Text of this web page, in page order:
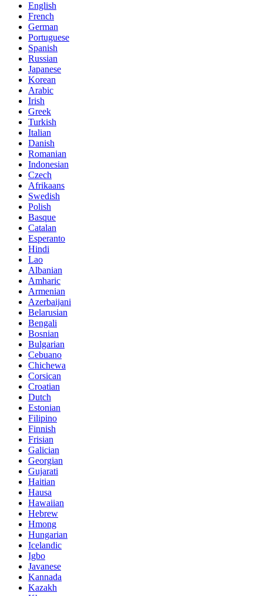
English
French
German
Portuguese
Spanish
Russian
Japanese
Korean
Arabic
Irish
Greek
Turkish
Italian
Danish
Romanian
Indonesian
Czech
Afrikaans
Swedish
Polish
Basque
Catalan
Esperanto
Hindi
Lao
Albanian
Amharic
Armenian
Azerbaijani
Belarusian
Bengali
Bosnian
Bulgarian
Cebuano
Chichewa
Corsican
Croatian
Dutch
Estonian
Filipino
Finnish
Frisian
Galician
Georgian
Gujarati
Haitian
Hausa
Hawaiian
Hebrew
Hmong
Hungarian
Icelandic
Igbo
Javanese
Kannada
Kazakh